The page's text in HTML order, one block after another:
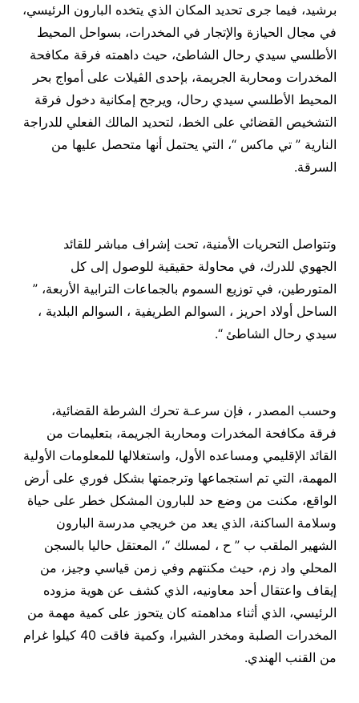
برشيد، فيما جرى تحديد المكان الذي يتخده البارون الرئيسي،
في مجال الحيازة والإتجار في المخدرات، بسواحل المحيط
الأطلسي سيدي رحال الشاطئ، حيث داهمته فرقة مكافحة
المخدرات ومحاربة الجريمة، بإحدى الڤيلات على أمواج بحر
المحيط الأطلسي سيدي رحال، ويرجح إمكانية دخول فرقة
التشخيص القضائي على الخط، لتحديد المالك الفعلي للدراجة
النارية ” تي ماكس “، التي يحتمل أنها متحصل عليها من
السرقة.
وتتواصل التحريات الأمنية، تحت إشراف مباشر للقائد
الجهوي للدرك، في محاولة حقيقية للوصول إلى كل
المتورطين، في توزيع السموم بالجماعات الترابية الأربعة، ”
الساحل أولاد احريز ، السوالم الطريفية ، السوالم البلدية ،
سيدي رحال الشاطئ “.
وحسب المصدر ، فإن سرعـة تحرك الشرطة القضائية،
فرقة مكافحة المخدرات ومحاربة الجريمة، بتعليمات من
القائد الإقليمي ومساعده الأول، واستغلالها للمعلومات الأولية
المهمة، التي تم استجماعها وترجمتها بشكل فوري على أرض
الواقع، مكنت من وضع حد للبارون المشكل خطر على حياة
وسلامة الساكنة، الذي يعد من خريجي مدرسة البارون
الشهير الملقب ب ” ح ، لمسلك “، المعتقل حاليا بالسجن
المحلي واد زم، حيث مكنتهم وفي زمن قياسي وجيز، من
إيقاف واعتقال أحد معاونيه، الذي كشف عن هوية مزوده
الرئيسي، الذي أثناء مداهمته كان يتحوز على كمية مهمة من
المخدرات الصلبة ومخدر الشيرا، وكمية فاقت 40 كيلوا غرام
من القنب الهندي.